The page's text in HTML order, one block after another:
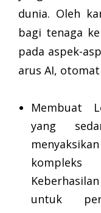
dunia. Oleh
bagi tenaga
pada aspek-
arus AI,
Membuat
yang
kompleks
untuk